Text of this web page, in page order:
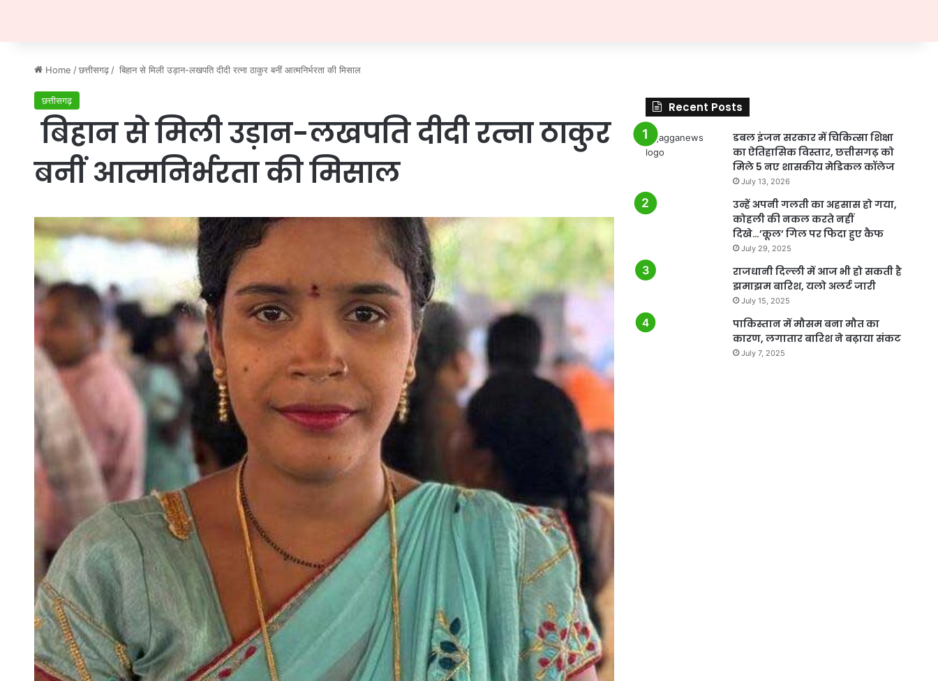
Home / छत्तीसगढ़ / बिहान से मिली उड़ान-लखपति दीदी रत्ना ठाकुर बनीं आत्मनिर्भरता की मिसाल
छत्तीसगढ़
बिहान से मिली उड़ान-लखपति दीदी रत्ना ठाकुर
बनीं आत्मनिर्भरता की मिसाल
Recent Posts
डबल इंजन सरकार में चिकित्सा शिक्षा
का ऐतिहासिक विस्तार, छत्तीसगढ़ को
मिले 5 नए शासकीय मेडिकल कॉलेज
July 13, 2026
उन्हें अपनी गलती का अहसास हो गया,
कोहली की नकल करते नहीं
दिखे…’कूल’ गिल पर फिदा हुए कैफ
July 29, 2025
राजधानी दिल्ली में आज भी हो सकती है
झमाझम बारिश, यलो अलर्ट जारी
July 15, 2025
पाकिस्तान में मौसम बना मौत का
कारण, लगातार बारिश ने बढ़ाया संकट
July 7, 2025